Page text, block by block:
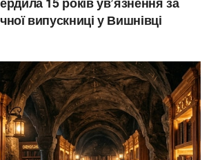
випускниці у Вишнівці